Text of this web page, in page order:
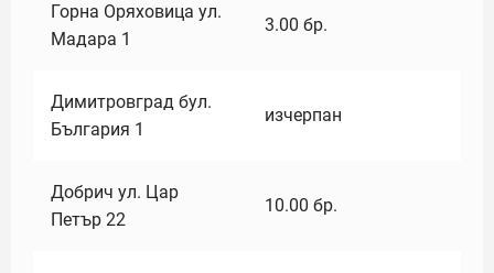
Горна Оряховица ул.
Мадара 1
3.00 бр.
Димитровград бул.
България 1
изчерпан
Добрич ул. Цар
Петър 22
10.00 бр.